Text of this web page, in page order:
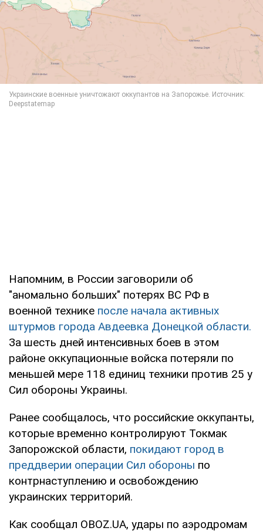
Напомним, в России заговорили об
"аномально больших" потерях ВС РФ в
военной технике после начала активных
штурмов города Авдеевка Донецкой области.
За шесть дней интенсивных боев в этом
районе оккупационные войска потеряли по
меньшей мере 118 единиц техники против 25 у
Сил обороны Украины.
Ранее сообщалось, что российские оккупанты,
которые временно контролируют Токмак
Запорожской области, покидают город в
преддверии операции Сил обороны по
контрнаступлению и освобождению
украинских территорий.
Как сообщал OBOZ.UA, удары по аэродромам